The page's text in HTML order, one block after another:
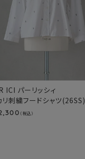
ICI パーリッシィ
リ刺繍フードシャツ(26SS)
（税込）